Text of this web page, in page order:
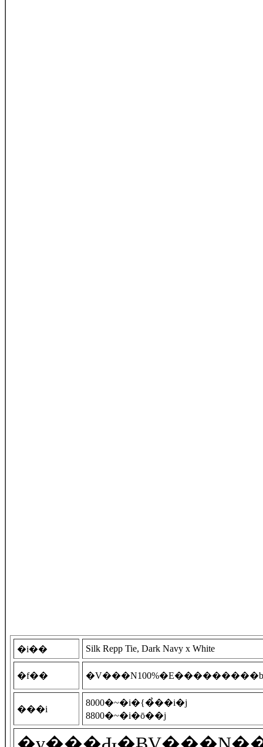
�i�� Silk Repp Tie, Dark Navy x White
�f�� �V���N100%�E������
���i
8000�~�i�{�̉��i�j
8800�~�i�ō��j